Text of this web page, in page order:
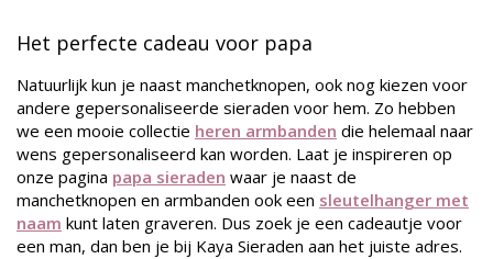
Het perfecte cadeau voor papa
Natuurlijk kun je naast manchetknopen, ook nog kiezen voor
andere gepersonaliseerde sieraden voor hem. Zo hebben
we een mooie collectie heren armbanden die helemaal naar
wens gepersonaliseerd kan worden. Laat je inspireren op
onze pagina papa sieraden waar je naast de
manchetknopen en armbanden ook een sleutelhanger met
naam kunt laten graveren. Dus zoek je een cadeautje voor
een man, dan ben je bij Kaya Sieraden aan het juiste adres.